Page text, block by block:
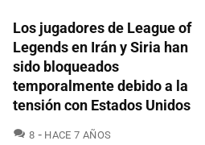
Los jugadores de League of
Legends en Irán y Siria han
sido bloqueados
temporalmente debido a la
tensión con Estados Unidos
8 COMENTARIOS
HACE 7 AÑOS